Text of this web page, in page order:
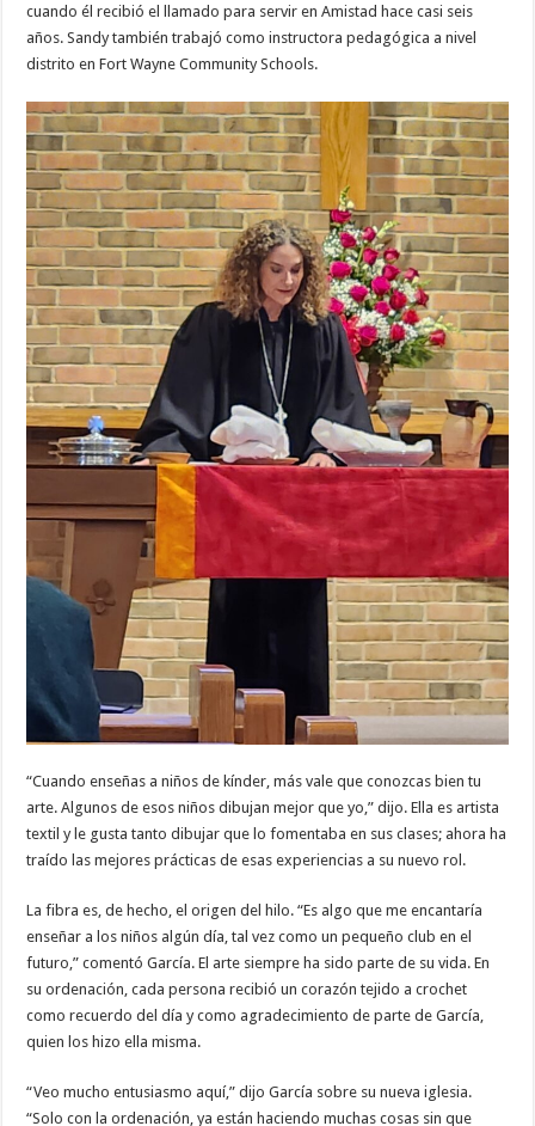
cuando él recibió el llamado para servir en Amistad hace casi seis
años. Sandy también trabajó como instructora pedagógica a nivel
distrito en Fort Wayne Community Schools.
“Cuando enseñas a niños de kínder, más vale que conozcas bien tu
arte. Algunos de esos niños dibujan mejor que yo,” dijo. Ella es artista
textil y le gusta tanto dibujar que lo fomentaba en sus clases; ahora ha
traído las mejores prácticas de esas experiencias a su nuevo rol.
La fibra es, de hecho, el origen del hilo. “Es algo que me encantaría
enseñar a los niños algún día, tal vez como un pequeño club en el
futuro,” comentó García. El arte siempre ha sido parte de su vida. En
su ordenación, cada persona recibió un corazón tejido a crochet
como recuerdo del día y como agradecimiento de parte de García,
quien los hizo ella misma.
“Veo mucho entusiasmo aquí,” dijo García sobre su nueva iglesia.
“Solo con la ordenación, ya están haciendo muchas cosas sin que